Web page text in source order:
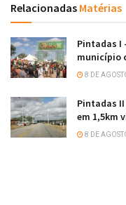
Relacionadas Matérias
Pintadas I
município
8 DE
Pintadas
em 1,5km
8 DE